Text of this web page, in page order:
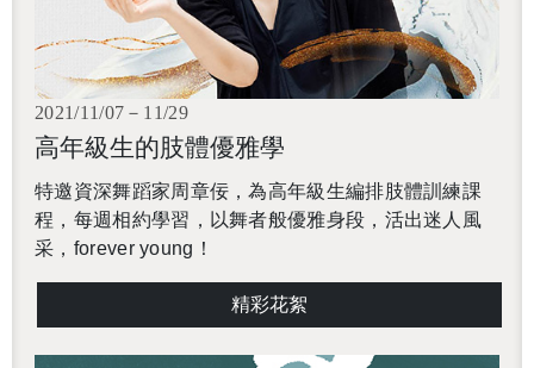
2021/11/07－11/29
高年級生的肢體優雅學
特邀資深舞蹈家周章佞，為高年級生編排肢體訓練課
程，每週相約學習，以舞者般優雅身段，活出迷人風
采，forever young！
精彩花絮